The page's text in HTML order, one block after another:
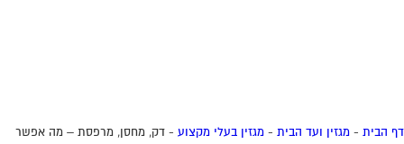
הבית- מגזין ועד הבית- מגזין בעלי מקצוע- דק, מחסן, מרפסת – מה אפשר